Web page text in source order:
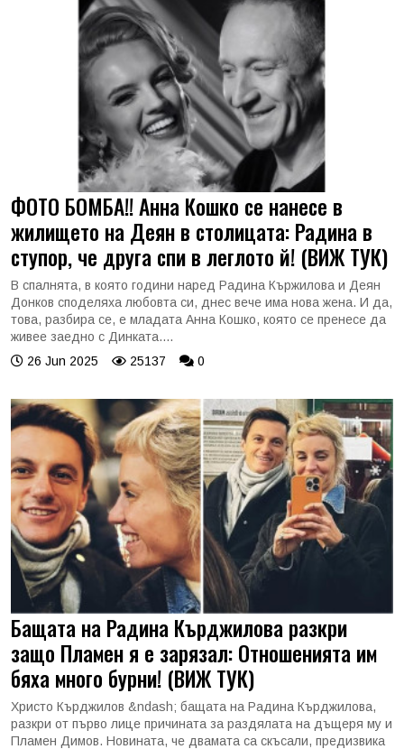
ФОТО БОМБА!! Анна Кошко се нанесе в
жилището на Деян в столицата: Радина в
ступор, че друга спи в леглото й! (ВИЖ ТУК)
В спалнята, в която години наред Радина Кържилова и Деян
Донков споделяха любовта си, днес вече има нова жена. И да,
това, разбира се, е младата Анна Кошко, която се пренесе да
живее заедно с Динката....
26 Jun 2025
25137 0
Бащата на Радина Кърджилова разкри
защо Пламен я е зарязал: Отношенията им
бяха много бурни! (ВИЖ ТУК)
Христо Кърджилов &ndash; бащата на Радина Кърджилова,
разкри от първо лице причината за раздялата на дъщеря му и
Пламен Димов. Новината, че двамата са скъсали, предизвика